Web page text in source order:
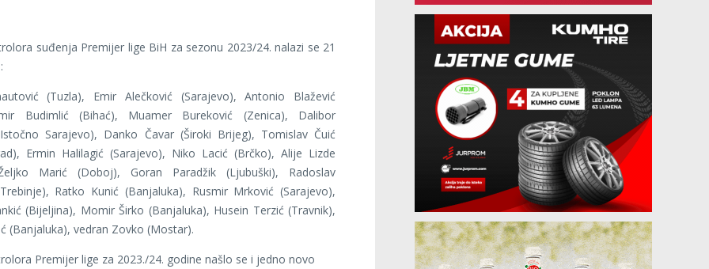
suđenja Premijer lige BiH za sezonu 2023/24. nalazi se 21
(Tuzla), Emir Alečković (Sarajevo), Antonio Blažević
Budimlić (Bihać), Muamer Bureković (Zenica), Dalibor
Sarajevo), Danko Čavar (Široki Brijeg), Tomislav Čuić
Ermin Halilagić (Sarajevo), Niko Lacić (Brčko), Alije Lizde
Marić (Doboj), Goran Paradžik (Ljubuški), Radoslav
Ratko Kunić (Banjaluka), Rusmir Mrković (Sarajevo),
(Bijeljina), Momir Širko (Banjaluka), Husein Terzić (Travnik),
(Banjaluka), vedran Zovko (Mostar).
Premijer lige za 2023./24. godine našlo se i jedno novo